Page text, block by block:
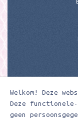
Welkom! Deze
Deze
geen